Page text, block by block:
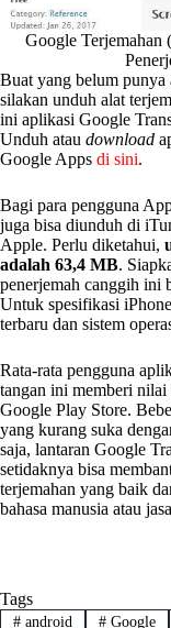
Google Terjemahan
Buat yang belum punya
silakan unduh alat
ini aplikasi Google
Unduh atau download
Google Apps di sini.
Bagi para pengguna
juga bisa diunduh di
Apple. Perlu diketahui,
adalah 63,4 MB.
penerjemah canggih ini
Untuk spesifikasi
terbaru dan sistem
Rata-rata pengguna
tangan ini memberi
Google Play Store.
yang kurang suka
saja, lantaran Google
setidaknya bisa
terjemahan yang baik
bahasa manusia atau
Tags
#android #Google